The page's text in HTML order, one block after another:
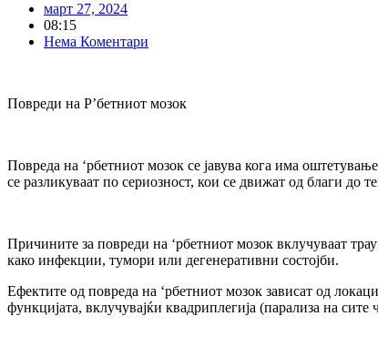
март 27, 2024
08:15
Нема Коментари
Повреди на Р’бетниот мозок
Повреда на ‘рбетниот мозок се јавува кога има
се разликуваат по сериозност, кои се движат од благи
Причините за повреди на ‘рбетниот мозок вклучуваат
како инфекции, тумори или дегенеративни состојби.
Ефектите од повреда на ‘рбетниот мозок зависат од
функцијата, вклучувајќи квадриплегија (парализа на